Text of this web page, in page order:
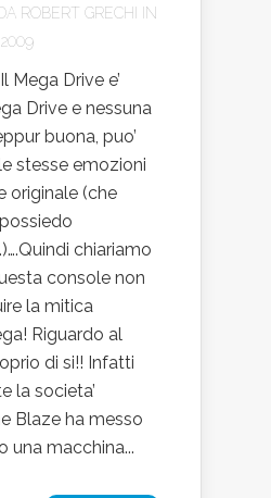
ROBERT GRECHI
IN
Mega Drive e’
Drive e nessuna
buona, puo’
stesse emozioni
originale (che
chiariamo
console non
la mitica
Riguardo al
di si!! Infatti
la societa’
Blaze ha messo
una macchina...